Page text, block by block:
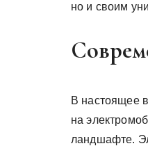
но и своим
В настоящее
на
ландшафте.